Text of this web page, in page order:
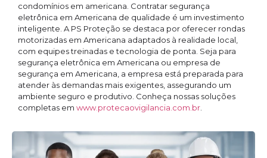
condomínios em americana. Contratar segurança
eletrônica em Americana de qualidade é um investimento
inteligente. A PS Proteção se destaca por oferecer rondas
motorizadas em Americana adaptados à realidade local,
com equipes treinadas e tecnologia de ponta. Seja para
segurança eletrônica em Americana ou empresa de
segurança em Americana, a empresa está preparada para
atender às demandas mais exigentes, assegurando um
ambiente seguro e produtivo. Conheça nossas soluções
completas em www.protecaovigilancia.com.br